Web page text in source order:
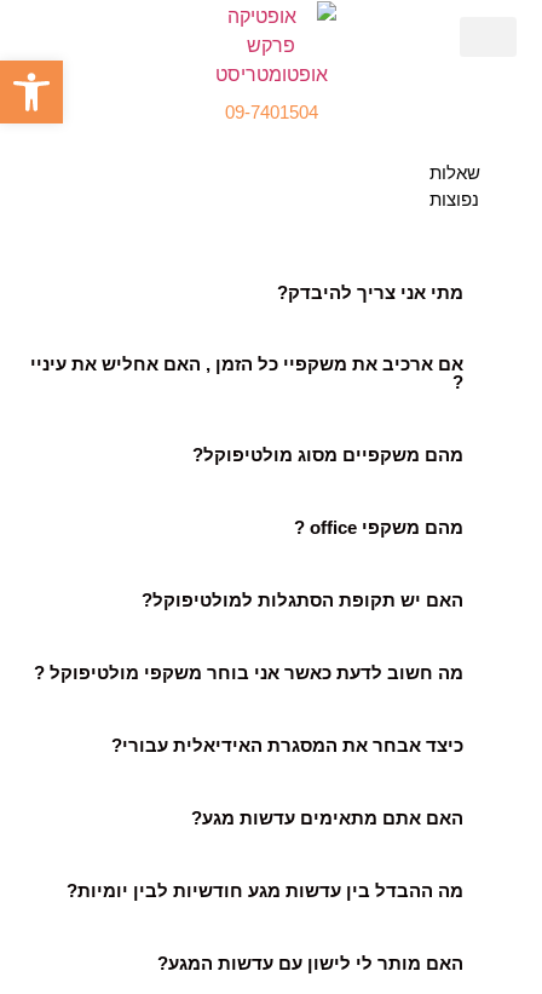
פתח
09-7401504
שאלות
נפוצות
מתי אני צריך להיבדק?
אם ארכיב את משקפיי כל הזמן , האם אחליש את עיניי
?
מהם משקפיים מסוג מולטיפוקל?
מהם משקפי office ?
האם יש תקופת הסתגלות למולטיפוקל?
מה חשוב לדעת כאשר אני בוחר משקפי מולטיפוקל ?
כיצד אבחר את המסגרת האידיאלית עבורי?
האם אתם מתאימים עדשות מגע?
מה ההבדל בין עדשות מגע חודשיות לבין יומיות?
האם מותר לי לישון עם עדשות המגע?